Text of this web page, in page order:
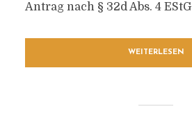
Antrag nach § 32d Abs. 4 EStG
WEITERLESEN